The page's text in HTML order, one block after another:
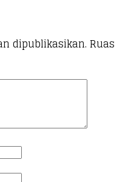
dipublikasikan. Ruas